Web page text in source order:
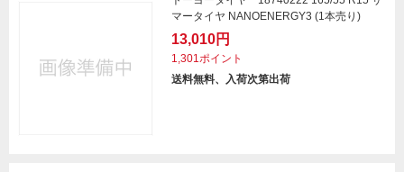
マータイヤ NANOENERGY3 (1本売り)
13,010円
1,301ポイント
送料無料、入荷次第出荷